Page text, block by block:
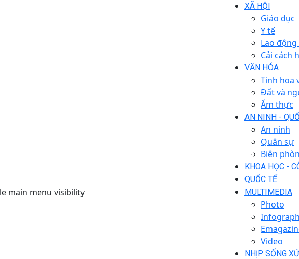
main menu visibility
XÃ HỘI
Giáo dục
Y tế
Lao động
Cải cách
VĂN HÓA
Tinh hoa
Đất và
Ẩm thực
AN NINH -
An ninh
Quân sự
Biên
KHOA HỌC -
QUỐC TẾ
MULTIMEDIA
Photo
Video
NHỊP SỐNG